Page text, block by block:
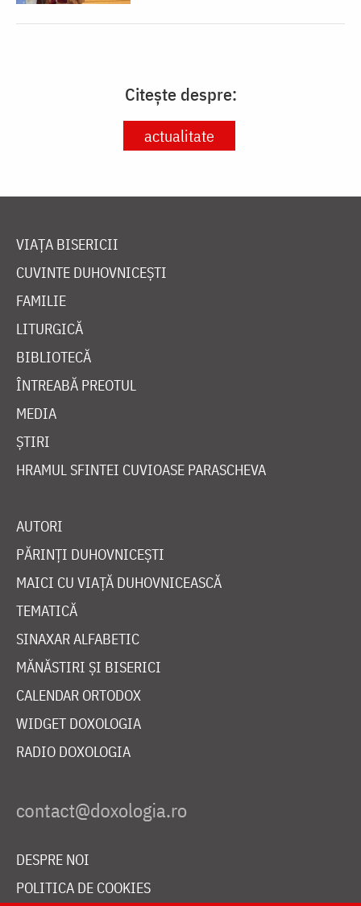
Citește despre:
actualitate
VIAȚA BISERICII
CUVINTE DUHOVNICEȘTI
FAMILIE
LITURGICĂ
BIBLIOTECĂ
ÎNTREABĂ PREOTUL
MEDIA
ȘTIRI
HRAMUL SFINTEI CUVIOASE PARASCHEVA
AUTORI
PĂRINȚI DUHOVNICEȘTI
MAICI CU VIAȚĂ DUHOVNICEASCĂ
TEMATICĂ
SINAXAR ALFABETIC
MĂNĂSTIRI ȘI BISERICI
CALENDAR ORTODOX
WIDGET DOXOLOGIA
RADIO DOXOLOGIA
DESPRE NOI
POLITICA DE COOKIES